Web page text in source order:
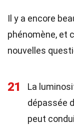
Il y a encore
phénomène, et
nouvelles
21
La
dépassée
peut